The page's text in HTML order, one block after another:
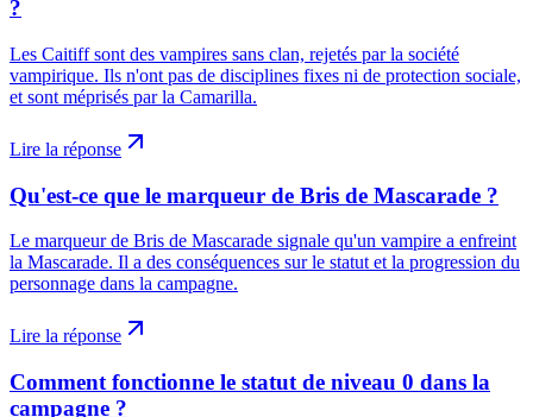
?
Les Caitiff sont des vampires sans clan, rejetés par la société
vampirique. Ils n'ont pas de disciplines fixes ni de protection sociale,
et sont méprisés par la Camarilla.
Lire la réponse
Qu'est-ce que le marqueur de Bris de Mascarade ?
Le marqueur de Bris de Mascarade signale qu'un vampire a enfreint
la Mascarade. Il a des conséquences sur le statut et la progression du
personnage dans la campagne.
Lire la réponse
Comment fonctionne le statut de niveau 0 dans la
campagne ?